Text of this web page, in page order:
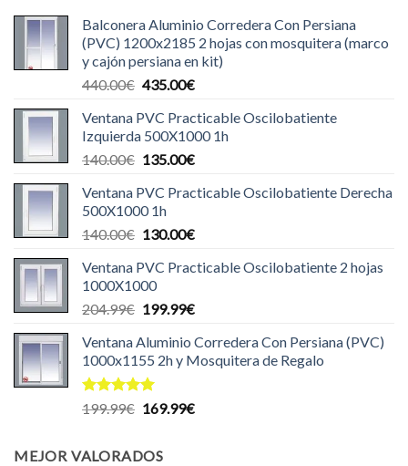
Balconera Aluminio Corredera Con Persiana
(PVC) 1200x2185 2 hojas con mosquitera (marco
y cajón persiana en kit)
440.00€ El
original
era:
440.00€.
435.00€El
actual
es:
435.00€.
Ventana PVC Practicable Oscilobatiente
Izquierda 500X1000 1h
140.00€ El
original
era:
140.00€.
135.00€El
actual
135.00€.
Ventana PVC Practicable Oscilobatiente Derecha
500X1000 1h
140.00€ El
original
era:
140.00€.
130.00€El
actual
130.00€.
Ventana PVC Practicable Oscilobatiente 2 hojas
1000X1000
204.99€ El
original
era:
204.99€.
199.99€El
actual
es:
Ventana Aluminio Corredera Con Persiana (PVC)
1000x1155 2h y Mosquitera de Regalo
Valorado
199.99€ El
169.99€El
MEJOR VALORADOS